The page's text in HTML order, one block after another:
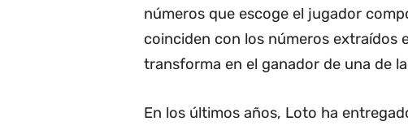
números que escoge el jugador
coinciden con los números extraídos
transforma en el ganador de una de
En los últimos años, Loto ha